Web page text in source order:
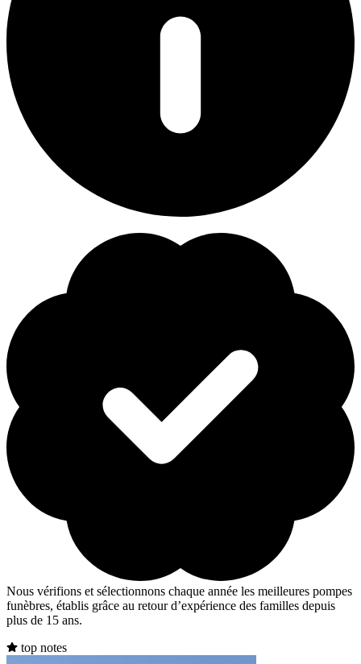
Nous vérifions et sélectionnons chaque année les meilleures pompes
funèbres, établis grâce au retour d’expérience des familles depuis
plus de 15 ans.
top notes